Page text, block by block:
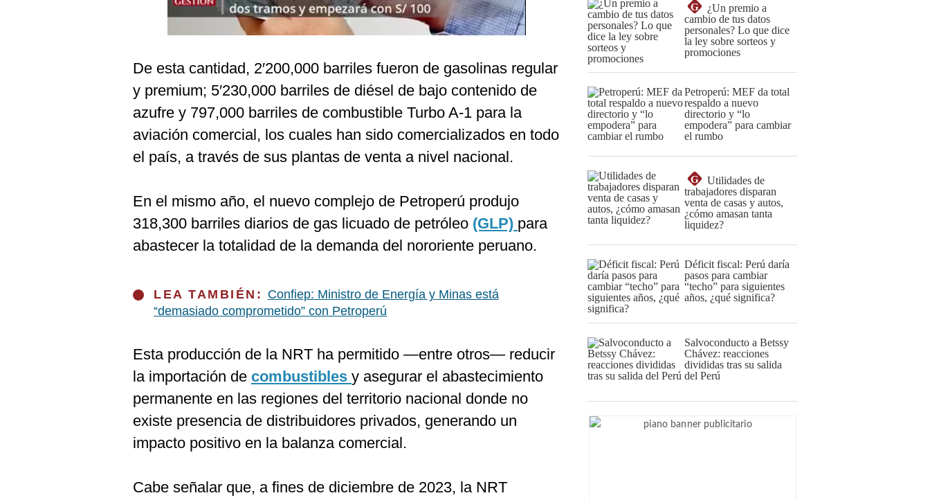
De esta cantidad, 2′200,000 barriles fueron de gasolinas regular
y premium; 5′230,000 barriles de diésel de bajo contenido de
azufre y 797,000 barriles de combustible Turbo A-1 para la
aviación comercial, los cuales han sido comercializados en todo
el país, a través de sus plantas de venta a nivel nacional.
En el mismo año, el nuevo complejo de Petroperú produjo
318,300 barriles diarios de gas licuado de petróleo (GLP) para
abastecer la totalidad de la demanda del nororiente peruano.
LEA TAMBIÉN: Confiep: Ministro de Energía y Minas está
“demasiado comprometido” con Petroperú
Esta producción de la NRT ha permitido —entre otros— reducir
la importación de combustibles y asegurar el abastecimiento
permanente en las regiones del territorio nacional donde no
existe presencia de distribuidores privados, generando un
impacto positivo en la balanza comercial.
Cabe señalar que, a fines de diciembre de 2023, la NRT
G
¿Un premio a
cambio de tus datos
personales? Lo que dice
la ley sobre sorteos y
promociones
Petroperú: MEF da total
respaldo a nuevo
directorio y “lo
empodera” para cambiar
el rumbo
G
Utilidades de
trabajadores disparan
venta de casas y autos,
¿cómo amasan tanta
liquidez?
Déficit fiscal: Perú daría
pasos para cambiar
“techo” para siguientes
años, ¿qué significa?
Salvoconducto a Betssy
Chávez: reacciones
divididas tras su salida
del Perú